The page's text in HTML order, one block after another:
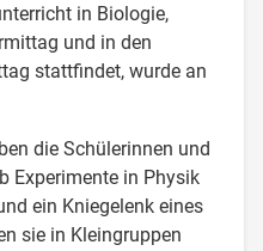
in Biologie,
und in den
stattfindet, wurde an
die Schülerinnen und
Experimente in Physik
ein Kniegelenk eines
sie in Kleingruppen